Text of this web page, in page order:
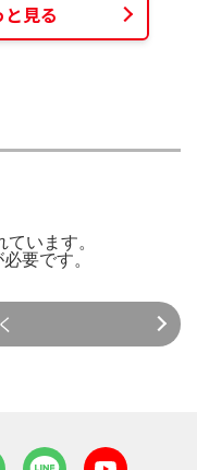
見る
います。
必要です。